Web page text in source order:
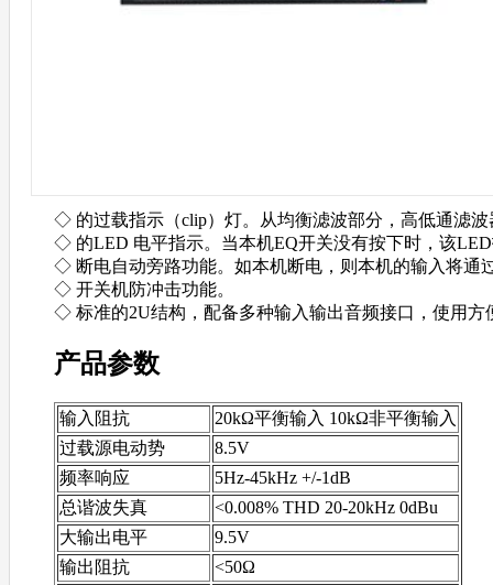
◇ 的过载指示（clip）灯。从均衡滤波部分，高低通滤
◇ 的LED 电平指示。当本机EQ开关没有按下时，该
◇ 断电自动旁路功能。如本机断电，则本机的输入将通
◇ 开关机防冲击功能。
◇ 标准的2U结构，配备多种输入输出音频接口，使用方便
产品参数
输入阻抗
20kΩ平衡输入 10kΩ非平衡输入
过载源电动势
8.5V
频率响应
5Hz-45kHz +/-1dB
总谐波失真
<0.008% THD 20-20kHz 0dBu
大输出电平
9.5V
输出阻抗
<50Ω